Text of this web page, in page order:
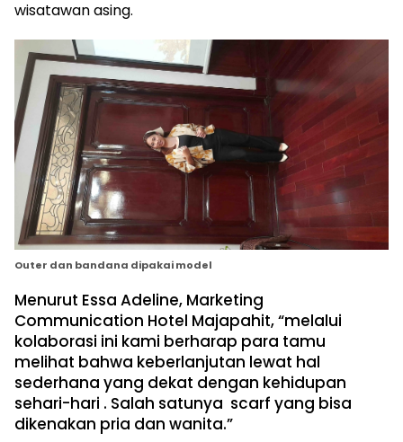
wisatawan asing.
Outer dan bandana dipakai model
Menurut Essa Adeline, Marketing
Communication Hotel Majapahit, “melalui
kolaborasi ini kami berharap para tamu
melihat bahwa keberlanjutan lewat hal
sederhana yang dekat dengan kehidupan
sehari-hari . Salah satunya scarf yang bisa
dikenakan pria dan wanita.”